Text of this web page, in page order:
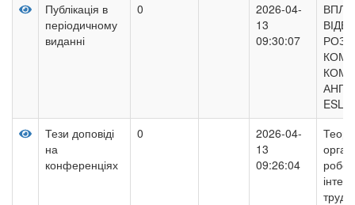
Публікація в
періодичному
виданні
0
2026-04-
13
09:30:07
ESL)
Тези доповіді
на
конференціях
0
2026-04-
13
09:26:04